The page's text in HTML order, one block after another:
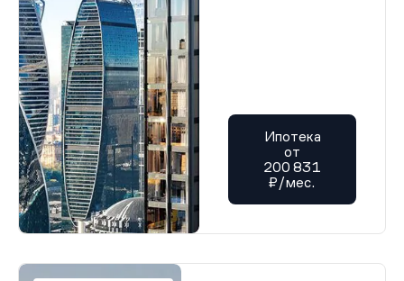
Ипотека
от
200 831
₽/мес.